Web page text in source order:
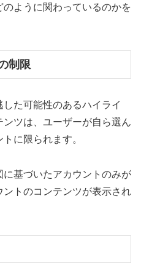
ように関わっているのかを
制限
た可能性のあるハイライ
ンツは、ユーザーが自ら選ん
に限られます。
基づいたアカウントのみが
トのコンテンツが表示され